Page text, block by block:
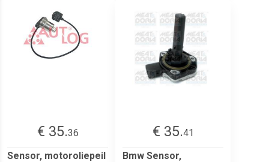
€ 35.36
Sensor, motoroliepeil
€ 35.41
Bmw Sensor,